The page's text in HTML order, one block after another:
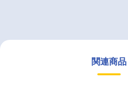
関連商品